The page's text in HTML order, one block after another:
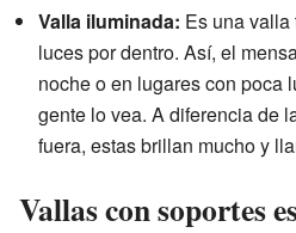
Valla iluminada: Es una
luces por dentro. Así, el
noche o en lugares con poca
gente lo vea. A diferencia de
fuera, estas brillan mucho y
Vallas con soportes